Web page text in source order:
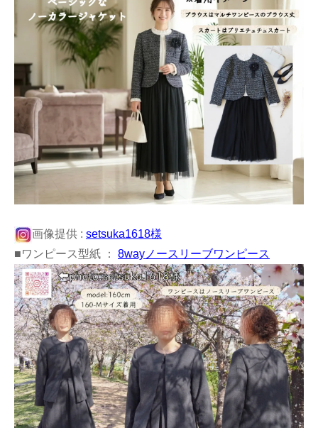
画像提供 : setsuka1618様
■ワンピース型紙 ： 8wayノースリーブワンピース